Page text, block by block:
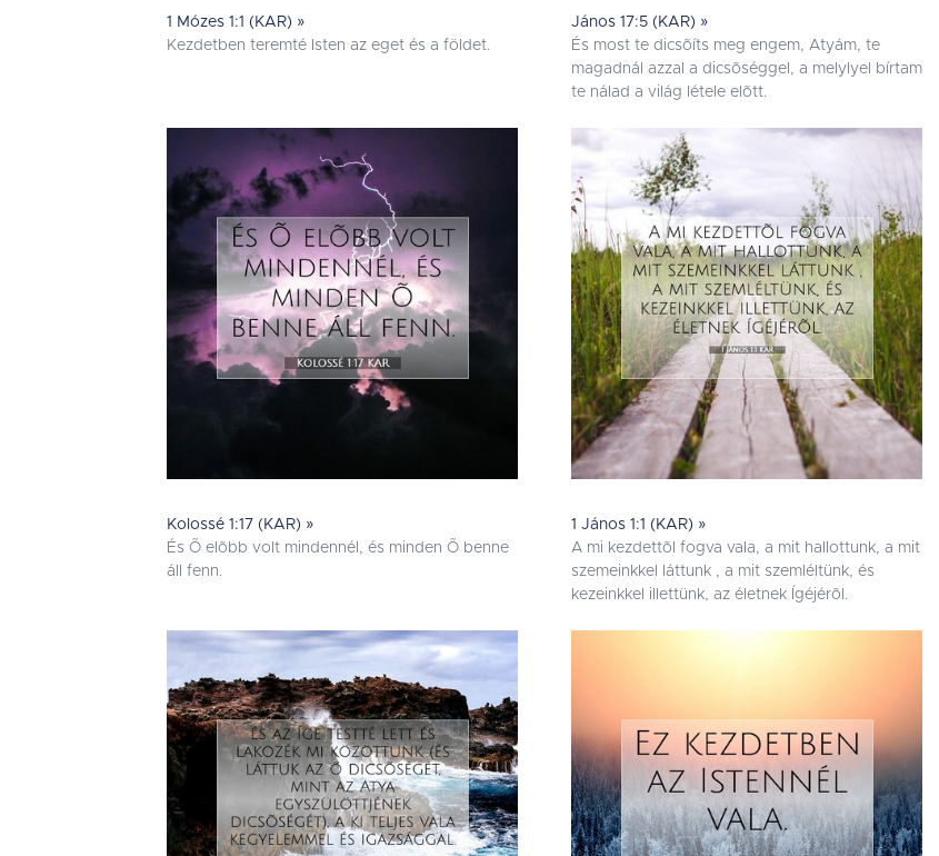
1 Mózes 1:1 (KAR) »
Kezdetben teremté Isten az eget és a földet.
János 17:5 (KAR) »
És most te dicsõíts meg engem, Atyám, te
magadnál azzal a dicsõséggel, a melylyel bírtam
te nálad a világ létele elõtt.
Kolossé 1:17 (KAR) »
És Õ elõbb volt mindennél, és minden Õ benne
áll fenn.
1 János 1:1 (KAR) »
A mi kezdettõl fogva vala, a mit hallottunk, a mit
szemeinkkel láttunk , a mit szemléltünk, és
kezeinkkel illettünk, az életnek Ígéjérõl.